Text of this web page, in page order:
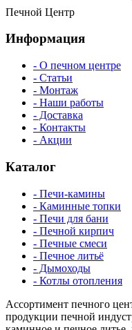
Печной Центр
Информация
- О печном центре
- Статьи
- Монтаж
- Наши работы
- Доставка
- Контакты
- Акции
Каталог
- Печи-камины
- Каминные топки
- Печи для бани
- Печной кирпич
- Печные смеси
- Печное литьё
- Дымоходы
- Котлы отопления
Ассортимент печного
продукции печной